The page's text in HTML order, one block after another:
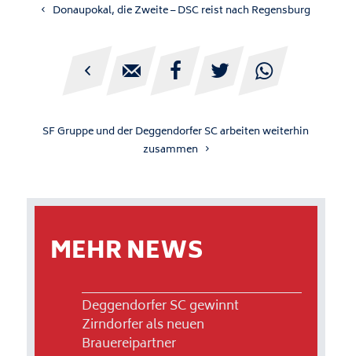
Donaupokal, die Zweite – DSC reist nach Regensburg
    
SF Gruppe und der Deggendorfer SC arbeiten weiterhin
zusammen
MEHR NEWS
Deggendorfer SC gewinnt
Zirndorfer als neuen
Brauereipartner